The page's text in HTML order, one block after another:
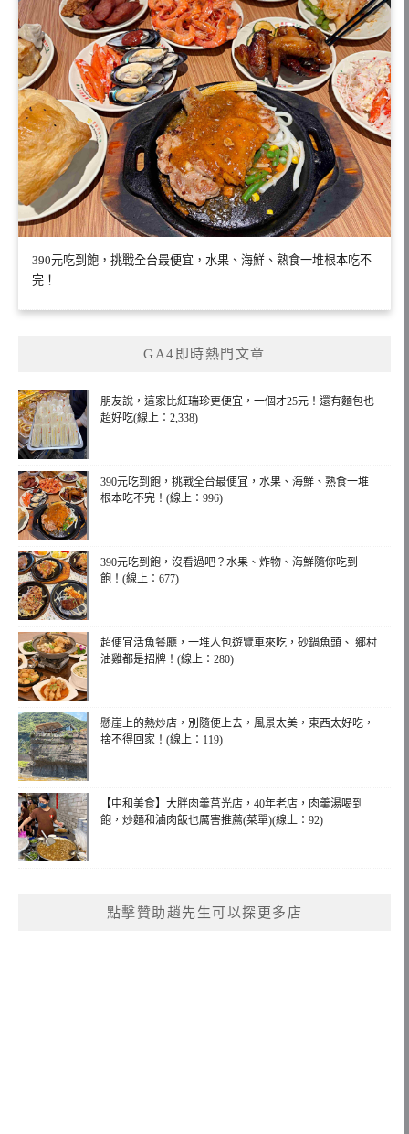
390元吃到飽，挑戰全台最便宜，水果、海鮮、熟食一堆根本吃不
完！
GA4即時熱門文章
朋友說，這家比紅瑞珍更便宜，一個才25元！還有麵包也
超好吃(線上：2,338)
390元吃到飽，挑戰全台最便宜，水果、海鮮、熟食一堆
根本吃不完！(線上：996)
390元吃到飽，沒看過吧？水果、炸物、海鮮隨你吃到
飽！(線上：677)
超便宜活魚餐廳，一堆人包遊覽車來吃，砂鍋魚頭、 鄉村
油雞都是招牌！(線上：280)
懸崖上的熱炒店，別隨便上去，風景太美，東西太好吃，
捨不得回家！(線上：119)
【中和美食】大胖肉羹莒光店，40年老店，肉羹湯喝到
飽，炒麵和滷肉飯也厲害推薦(菜單)(線上：92)
點擊贊助趙先生可以探更多店